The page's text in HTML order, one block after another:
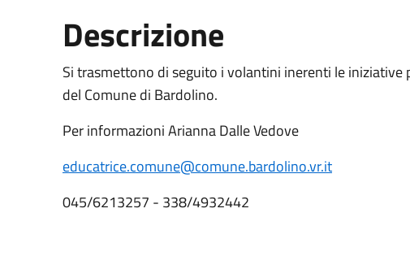
Descrizione
Si trasmettono di seguito i volantini inerenti le iniziative
del Comune di Bardolino.
Per informazioni Arianna Dalle Vedove
educatrice.comune@comune.bardolino.vr.it
045/6213257 - 338/4932442